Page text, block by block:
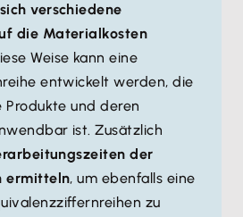
verschiedene
die Materialkosten
Weise kann eine
entwickelt werden, die
Produkte und deren
ist. Zusätzlich
der
ermitteln, um ebenfalls eine
zu